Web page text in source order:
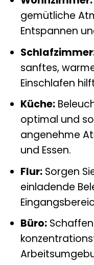
gemütliche
Entspannen
sanftes,
Einschlafen
Küche:
optimal und
angenehme
und Essen.
Flur:Sorgen
einladende
Büro:Schaffen